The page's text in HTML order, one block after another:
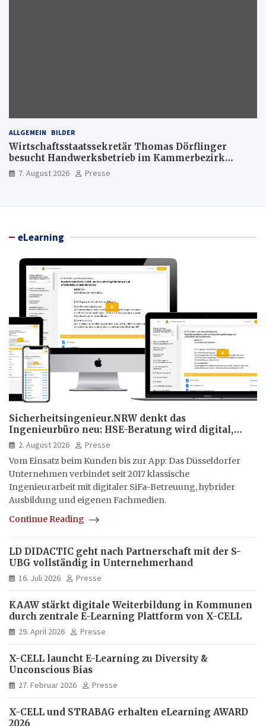
ALLGEMEIN BILDER
Wirtschaftsstaatssekretär Thomas Dörflinger
besucht Handwerksbetrieb im Kammerbezirk
Freiburg
7. August 2026 Presse
eLearning
Sicherheitsingenieur.NRW denkt das
Ingenieurbüro neu: HSE-Beratung wird digital,
hybrid und multimedial
2. August 2026
Presse
Vom Einsatz beim Kunden bis zur App: Das Düsseldorfer
Unternehmen verbindet seit 2017 klassische
Ingenieurarbeit mit digitaler SiFa-Betreuung, hybrider
Ausbildung und eigenen Fachmedien.
Continue Reading
LD DIDACTIC geht nach Partnerschaft mit der S-
UBG vollständig in Unternehmerhand
16. Juli 2026 Presse
KAAW stärkt digitale Weiterbildung in Kommunen
durch zentrale E-Learning Plattform von X-CELL
29. April 2026 Presse
X-CELL launcht E-Learning zu Diversity &
Unconscious Bias
27. Februar 2026 Presse
X-CELL und STRABAG erhalten eLearning AWARD
2026